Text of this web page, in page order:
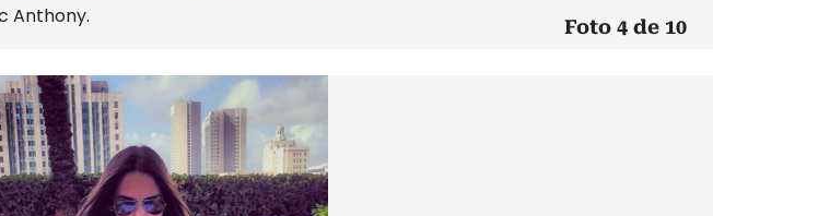
Anthony. Foto 4 de 10